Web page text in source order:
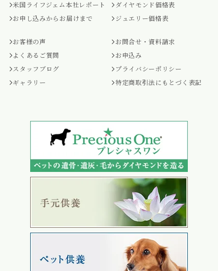
米国ライフジェム本社レポート
お申し込みからお届けまで
ダイヤモンド価格表
ジュエリー価格表
お客様の声
よくあるご質問
スタッフブログ
ギャラリー
お問合せ・資料請求
お申込み
プライバシーポリシー
特定商取引法にもとづく表記